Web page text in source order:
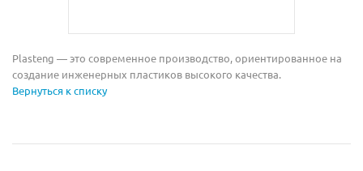
Plasteng — это современное производство, ориентированное на
создание инженерных пластиков высокого качества.
Вернуться к списку